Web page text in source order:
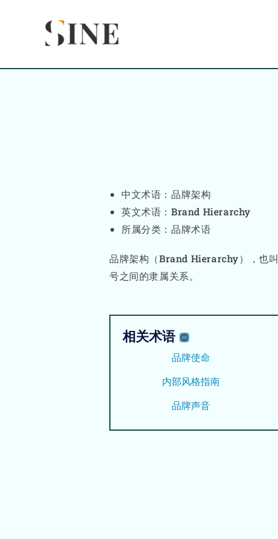
中文术语：品牌架构
英文术语：Brand Hierarchy
所属分类：品牌术语
品牌架构（Brand Hierarchy），也
号之间的隶属关系。
相关术语
品牌使命
内部风格指南
品牌声音